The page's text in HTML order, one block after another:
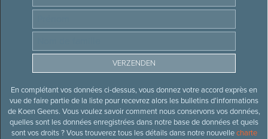
En complétant vos données ci-dessus, vous donnez votre accord exprès en
vue de faire partie de la liste pour recevrez alors les bulletins d’informations
de Koen Geens. Vous voulez savoir comment nous conservons vos données,
quelles sont les données enregistrées dans notre base de données et quels
sont vos droits ? Vous trouverez tous les détails dans notre nouvellecharte